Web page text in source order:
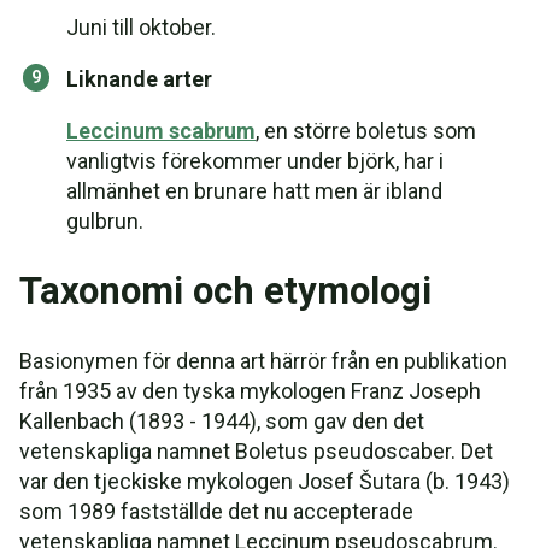
Juni till oktober.
Liknande arter
Leccinum scabrum, en större boletus som
vanligtvis förekommer under björk, har i
allmänhet en brunare hatt men är ibland
gulbrun.
Taxonomi och etymologi
Basionymen för denna art härrör från en publikation
från 1935 av den tyska mykologen Franz Joseph
Kallenbach (1893 - 1944), som gav den det
vetenskapliga namnet Boletus pseudoscaber. Det
var den tjeckiske mykologen Josef Šutara (b. 1943)
som 1989 fastställde det nu accepterade
vetenskapliga namnet Leccinum pseudoscabrum.